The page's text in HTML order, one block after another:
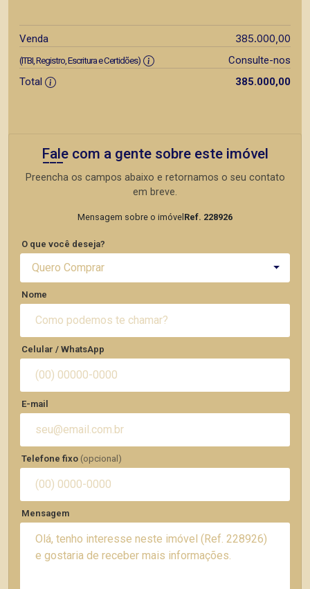
Venda 385.000,00
(ITBI, Registro, Escritura e Certidões)
Consulte-nos
Total
385.000,00
Fale com a gente sobre este imóvel
Preencha os campos abaixo e retornamos o seu contato
em breve.
Mensagem sobre o imóvel Ref. 228926
O que você deseja?
Quero Comprar
Nome
Celular / WhatsApp
E-mail
Telefone fixo (opcional)
Mensagem